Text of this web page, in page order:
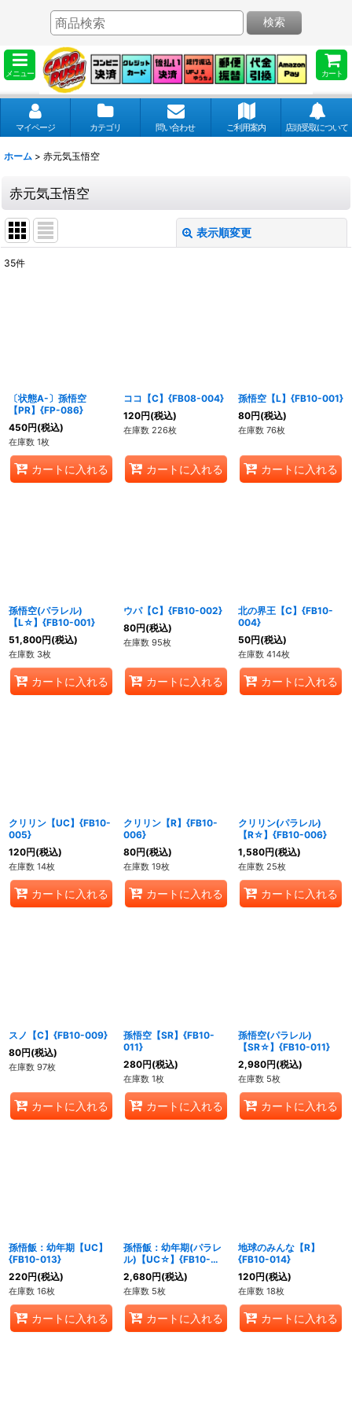
メニュー カート
検索
マイページ カテゴリ 問い合わせ ご利用案内 店頭受取について
ホーム > 赤元気玉悟空
赤元気玉悟空
表示順変更
35件
〔状態A-〕孫悟空
【PR】{FP-086}
450円(税込)
在庫数 1枚
カートに入れる
ココ【C】{FB08-004}
120円(税込)
在庫数 226枚
カートに入れる
孫悟空【L】{FB10-001}
80円(税込)
在庫数 76枚
カートに入れる
孫悟空(パラレル)
【L☆】{FB10-001}
51,800円(税込)
在庫数 3枚
カートに入れる
ウパ【C】{FB10-002}
80円(税込)
在庫数 95枚
カートに入れる
北の界王【C】{FB10-
004}
50円(税込)
在庫数 414枚
カートに入れる
クリリン【UC】{FB10-
005}
120円(税込)
在庫数 14枚
カートに入れる
クリリン【R】{FB10-
006}
80円(税込)
在庫数 19枚
カートに入れる
クリリン(パラレル)
【R☆】{FB10-006}
1,580円(税込)
在庫数 25枚
カートに入れる
スノ【C】{FB10-009}
80円(税込)
在庫数 97枚
カートに入れる
孫悟空【SR】{FB10-
011}
280円(税込)
在庫数 1枚
カートに入れる
孫悟空(パラレル)
【SR☆】{FB10-011}
2,980円(税込)
在庫数 5枚
カートに入れる
孫悟飯：幼年期【UC】
{FB10-013}
220円(税込)
在庫数 16枚
カートに入れる
孫悟飯：幼年期(パラレ
ル)【UC☆】{FB10-
013}
2,680円(税込)
在庫数 5枚
カートに入れる
地球のみんな【R】
{FB10-014}
120円(税込)
在庫数 18枚
カートに入れる